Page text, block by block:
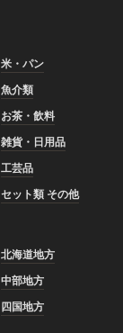
米・パン
魚介類
お茶・飲料
雑貨・日用品
工芸品
セット類 その他
北海道地方
中部地方
四国地方